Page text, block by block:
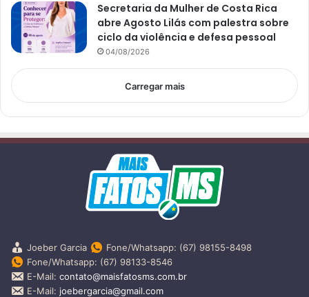
Secretaria da Mulher de Costa Rica
abre Agosto Lilás com palestra sobre
ciclo da violência e defesa pessoal
04/08/2026
Carregar mais
Joeber Garcia
Fone/Whatsapp: (67) 98155-8498
Fone/Whatsapp: (67) 98133-8546
E-Mail: contato@maisfatosms.com.br
E-Mail: joebergarcia@gmail.com